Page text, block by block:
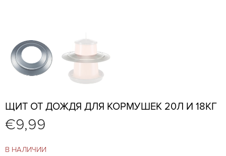
ЩИТ ОТ ДОЖДЯ ДЛЯ КОРМУШЕК 20Л И 18КГ
€9,99
В НАЛИЧИИ